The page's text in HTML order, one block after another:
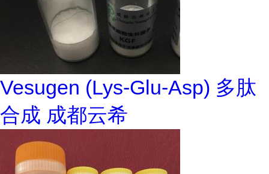
Vesugen (Lys-Glu-Asp) 多肽
合成 成都云希